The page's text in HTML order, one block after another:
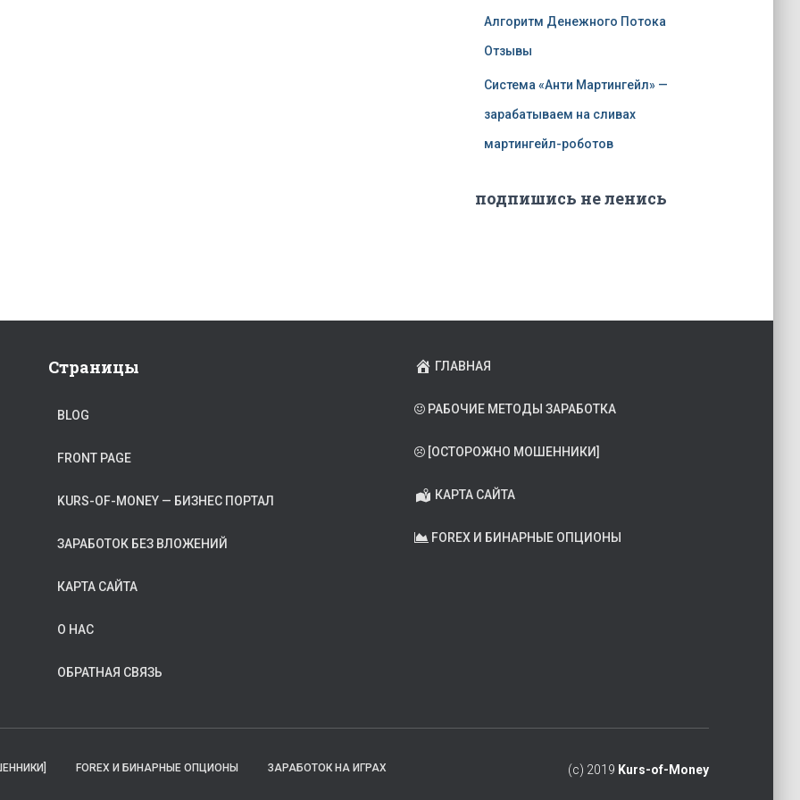
Алгоритм Денежного Потока
Отзывы
Система «Анти Мартингейл» —
зарабатываем на сливах
мартингейл-роботов
подпишись не ленись
Страницы
BLOG
FRONT PAGE
KURS-OF-MONEY — БИЗНЕС ПОРТАЛ
ЗАРАБОТОК БЕЗ ВЛОЖЕНИЙ
КАРТА САЙТА
О НАС
ОБРАТНАЯ СВЯЗЬ
ГЛАВНАЯ
РАБОЧИЕ МЕТОДЫ ЗАРАБОТКА
[ОСТОРОЖНО МОШЕННИКИ]
КАРТА САЙТА
FOREX И БИНАРНЫЕ ОПЦИОНЫ
FOREX И БИНАРНЫЕ ОПЦИОНЫ ЗАРАБОТОК НА ИГРАХ (c) 2019 Kurs-of-Money